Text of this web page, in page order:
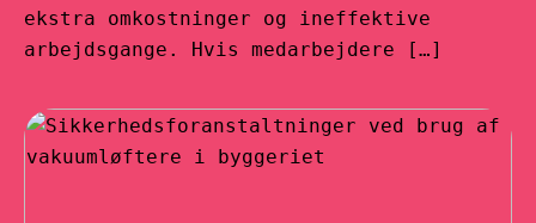
ekstra omkostninger og ineffektive
arbejdsgange. Hvis medarbejdere […]